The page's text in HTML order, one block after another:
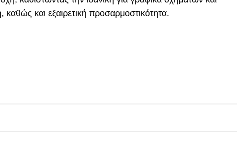
και εξαιρετική προσαρμοστικότητα.